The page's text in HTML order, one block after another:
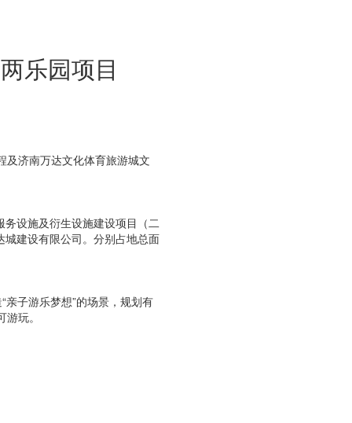
乐园项目
及济南万达文化体育旅游城文
设施及衍生设施建设项目（二
建设有限公司。分别占地总面
子游乐梦想”的场景，规划有
玩。